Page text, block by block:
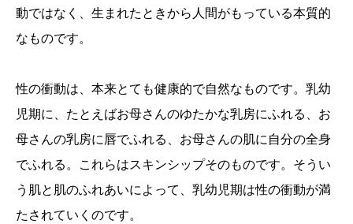
動ではなく、生まれたときから人間がもっている本質的
なものです。
性の衝動は、本来とても健康的で自然なものです。乳幼
児期に、たとえばお母さんのゆたかな乳房にふれる、お
母さんの乳房に唇でふれる、お母さんの肌に自分の全身
でふれる。これらはスキンシップそのものです。そうい
う肌と肌のふれあいによって、乳幼児期は性の衝動が満
たされていくのです。